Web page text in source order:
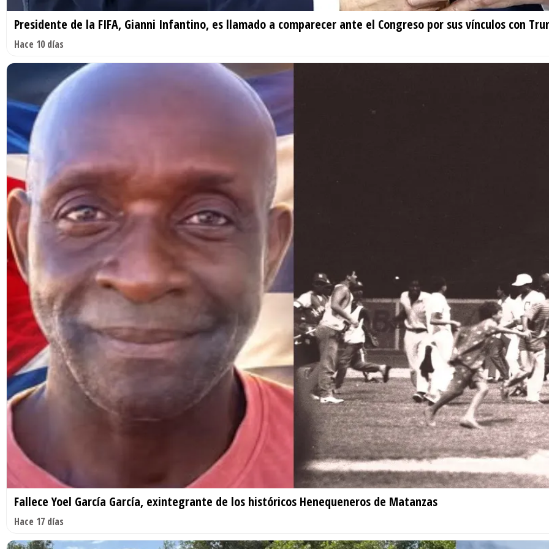
Presidente de la FIFA, Gianni Infantino, es llamado a comparecer ante el Congreso por sus vínculos con
Hace 10 días
Fallece Yoel García García, exintegrante de los históricos Henequeneros de Matanzas
Hace 17 días